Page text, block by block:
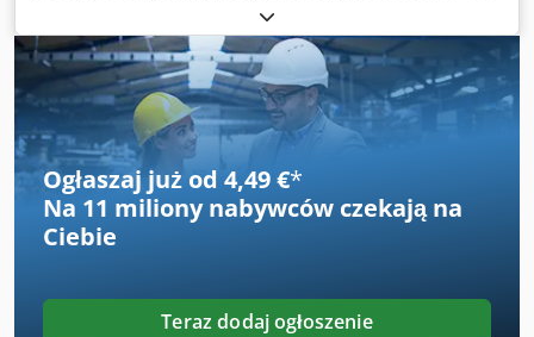
14 565 mm
diesel, moc:243 kW (330,39 KM), masa własna:65 600 kg,
typ napędu:Diesel, szerokość konstrukcji:4 150 mm
Reachstacker do pełnych kontenerów Skrzynia biegów:
automatyczna Clark 4-biegowa Djdpfxjzr Sp Eo Afmsck
Stan: gotowy do pracy i w pełni sprawny Stan techniczny:
dobry Ogumienie przód rozmiar: 18.00-25 Ogumienie tył
rozmiar: 18.00-25 piggy-back, hydrauliczne pochylenie
piętrowe na rozdzielaczu, hydrauliczna przesuwana kabina
Ogłaszaj już od 4,49 €*
Na 11 miliony nabywców czekają na
Ciebie
Teraz dodaj ogłoszenie